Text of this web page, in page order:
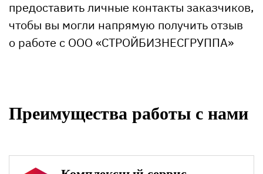
предоставить личные контакты заказчиков,
чтобы вы могли напрямую получить отзыв
о работе с ООО «СТРОЙБИЗНЕСГРУППА»
Преимущества работы с нами